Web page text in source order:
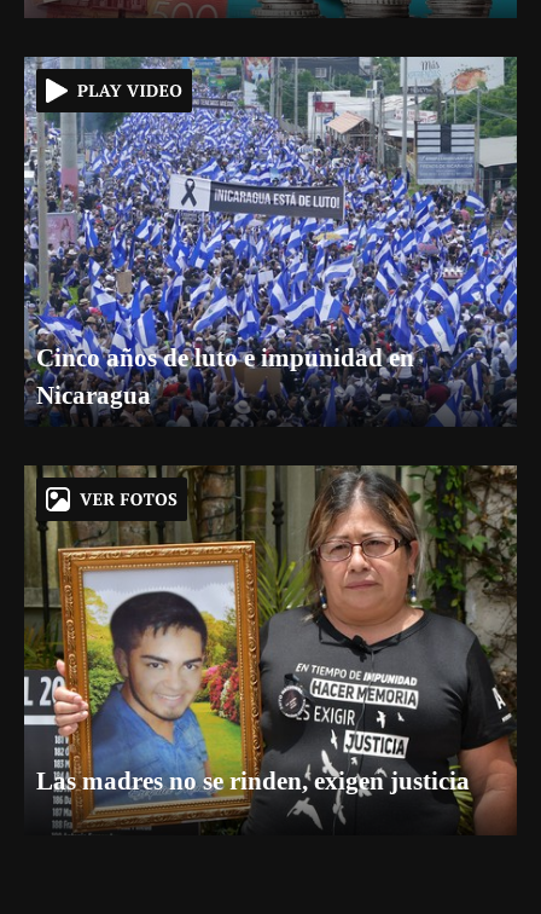
Cinco años de luto e impunidad en
Nicaragua
Las madres no se rinden, exigen justicia